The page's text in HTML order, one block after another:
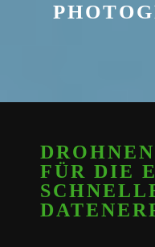
FÜR DIE